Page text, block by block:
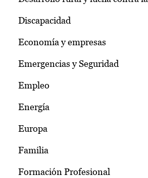
Discapacidad
Economía y empresas
Emergencias y Seguridad
Empleo
Energía
Europa
Familia
Formación Profesional